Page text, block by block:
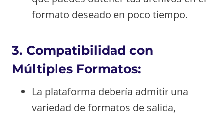
formato deseado en poco tiempo.
3. Compatibilidad con
Múltiples Formatos:
La plataforma debería admitir una
variedad de formatos de salida,